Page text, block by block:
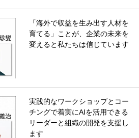
「海外で収益を生み出す人材を
育てる」ことが、企業の未来を
変えると私たちは信じています
実践的なワークショップとコー
チングで着実にAIを活用できる
リーダーと組織の開発を支援し
ます